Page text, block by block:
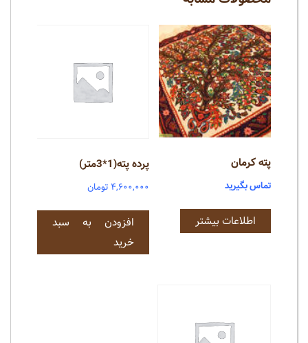
پته کرمان
تماس بگیرید
اطلاعات بیشتر
پرده پته(1*3متر)
۴,۶۰۰,۰۰۰ تومان
افزودن به سبد
خرید